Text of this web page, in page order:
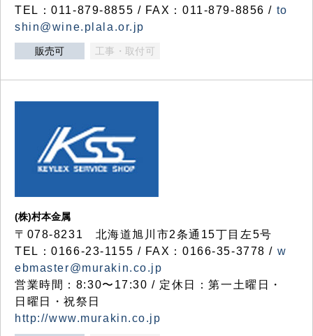
TEL：011-879-8855 / FAX：011-879-8856 / to
shin@wine.plala.or.jp
販売可 工事・取付可
(株)村本金属
〒078-8231 北海道旭川市2条通15丁目左5号
TEL：0166-23-1155 / FAX：0166-35-3778 / w
ebmaster@murakin.co.jp
営業時間：8:30〜17:30 / 定休日：第一土曜日・
日曜日・祝祭日
http://www.murakin.co.jp